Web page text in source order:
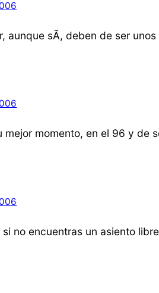
aunque sÃ­, deben de ser
mejor momento, en el 96 y de
no encuentras un asiento